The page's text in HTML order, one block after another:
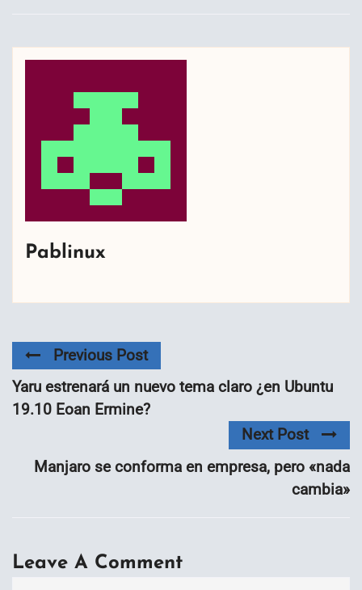
Pablinux
Previous Post
Yaru estrenará un nuevo tema claro ¿en Ubuntu
19.10 Eoan Ermine?
Next Post
Manjaro se conforma en empresa, pero «nada
cambia»
Leave A Comment